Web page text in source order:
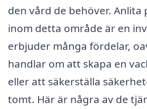
den vård de behöver. Anlita
inom detta område är en
erbjuder många fördelar,
handlar om att skapa en
eller att säkerställa
tomt. Här är några av de